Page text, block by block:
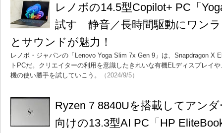
レノボの14.5型Copilot+ PC「
試す 静音／長時間駆動にワン
とサウンドが魅力！
レノボ・ジャパンの「Lenovo Yoga Slim 7x Gen 9」は、Snapdragon X
トPCだ。クリエイターの利用を意識したきれいな有機ELディスプレイ
機の使い勝手を試していこう。
（2024/9/5）
Ryzen 7 8840Uを搭載してアン
向けの13.3型AI PC「HP